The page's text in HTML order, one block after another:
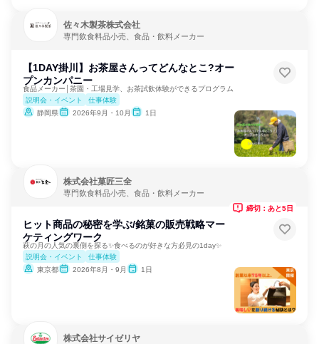
佐々木製茶株式会社
専門飲食料品小売、食品・飲料メーカー
【1DAY掛川】お茶屋さんってどんなとこ?オー
プンカンパニー
食品メーカー│茶園・工場見学、お茶試飲体験ができるプログラム
説明会・イベント
仕事体験
静岡県
2026年9月・10月 1日
株式会社菓匠三全
専門飲食料品小売、食品・飲料メーカー
ヒット商品の秘密を学ぶ/銘菓の販売戦略マー
ケティングワーク
萩の月の人気の裏側を探る✨食べるのが好きな方必見の1day✨
説明会・イベント
仕事体験
東京都
2026年8月・9月 1日
締切：あと5日
株式会社サイゼリヤ